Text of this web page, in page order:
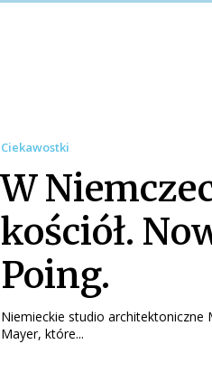
Ciekawostki
W
kościół.
Poing.
Niemieckie studio architektoniczne
Mayer, które...